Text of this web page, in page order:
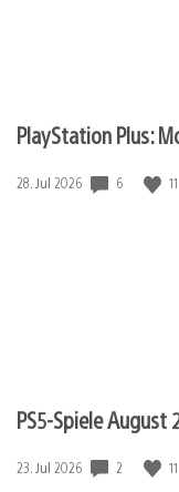
PlayStation Plus:
Veröffentlichungsdatum:
28. Jul 2026 6 11
PS5-Spiele August
Veröffentlichungsdatum:
23. Jul 2026 2 11